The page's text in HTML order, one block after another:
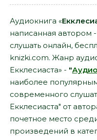
Аудиокнига «
написанная автором -
слушать онлайн,
knizki.com. Жанр
Екклесиаста» - "
наиболее
современного
Екклесиаста" от
почетное место
произведений в